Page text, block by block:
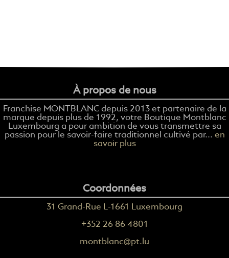
À propos de nous
Franchise MONTBLANC depuis 2013 et partenaire de la
marque depuis plus de 1992, votre Boutique Montblanc
Luxembourg a pour ambition de vous transmettre sa
passion pour le savoir-faire traditionnel cultivé par... en
savoir plus
Coordonnées
31 Grand-Rue L-1661 Luxembourg
+352 26 86 4801
montblanc@pt.lu